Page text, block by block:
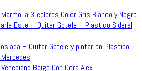
a 3 colores Color Gris Blanco y Negro
Este – Quitar Gotele – Plastico Sideral
– Quitar Gotele y pintar en Plastico
Beige Con Cera Alex